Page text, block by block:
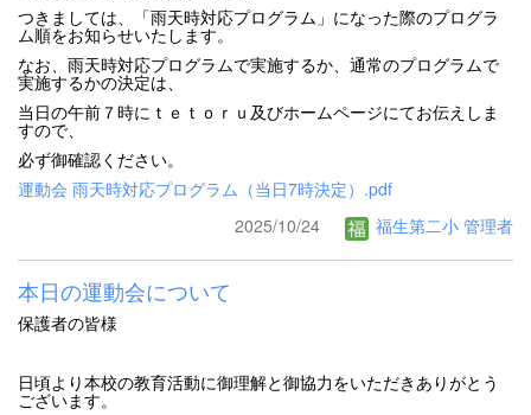
つきましては、「雨天時対応プログラム」になった際のプログラ
ム順をお知らせいたします。
なお、雨天時対応プログラムで実施するか、通常のプログラムで
実施するかの決定は、
当日の午前７時にｔｅｔｏｒｕ及びホームページにてお伝えしま
すので、
必ず御確認ください。
運動会 雨天時対応プログラム（当日7時決定）.pdf
2025/10/24
福生第二小 管理者
本日の運動会について
保護者の皆様
日頃より本校の教育活動に御理解と御協力をいただきありがとう
ございます。